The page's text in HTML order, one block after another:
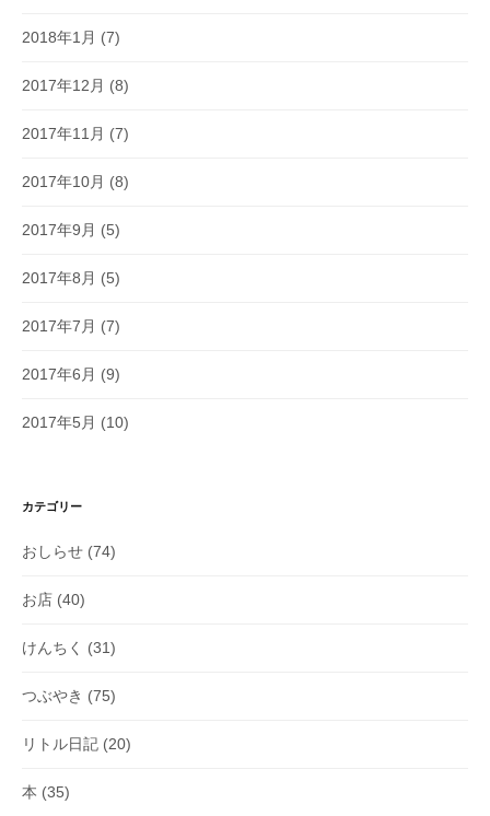
2018年1月 (7)
2017年12月 (8)
2017年11月 (7)
2017年10月 (8)
2017年9月 (5)
2017年8月 (5)
2017年7月 (7)
2017年6月 (9)
2017年5月 (10)
カテゴリー
おしらせ (74)
お店 (40)
けんちく (31)
つぶやき (75)
リトル日記 (20)
本 (35)